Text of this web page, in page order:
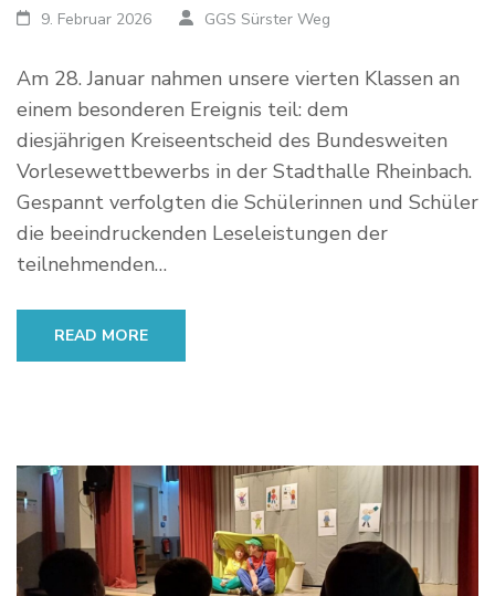
9. Februar 2026 GGS Sürster Weg
Am 28. Januar nahmen unsere vierten Klassen an
einem besonderen Ereignis teil: dem
diesjährigen Kreiseentscheid des Bundesweiten
Vorlesewettbewerbs in der Stadthalle Rheinbach.
Gespannt verfolgten die Schülerinnen und Schüler
die beeindruckenden Leseleistungen der
teilnehmenden…
READ MORE